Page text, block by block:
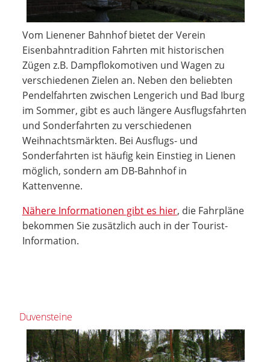
Vom Lienener Bahnhof bietet der Verein
Eisenbahntradition Fahrten mit historischen
Zügen z.B. Dampflokomotiven und Wagen zu
verschiedenen Zielen an. Neben den beliebten
Pendelfahrten zwischen Lengerich und Bad Iburg
im Sommer, gibt es auch längere Ausflugsfahrten
und Sonderfahrten zu verschiedenen
Weihnachtsmärkten. Bei Ausflugs- und
Sonderfahrten ist häufig kein Einstieg in Lienen
möglich, sondern am DB-Bahnhof in
Kattenvenne.
Nähere Informationen gibt es hier, die Fahrpläne
bekommen Sie zusätzlich auch in der Tourist-
Information.
Duvensteine